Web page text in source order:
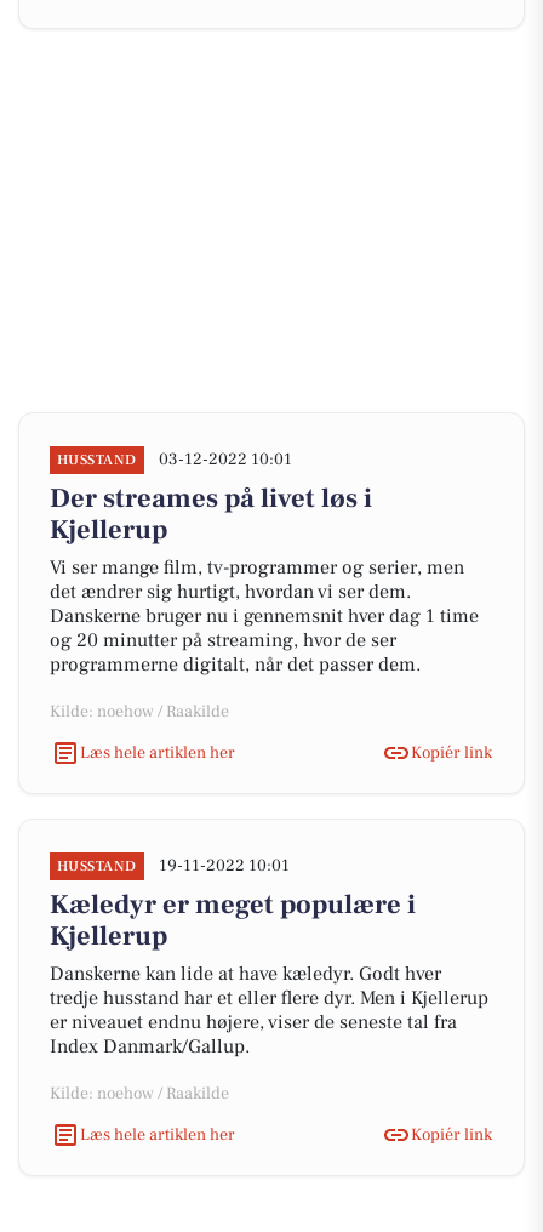
HUSSTAND 03-12-2022 10:01
Der streames på livet løs i
Kjellerup
Vi ser mange film, tv-programmer og serier, men
det ændrer sig hurtigt, hvordan vi ser dem.
Danskerne bruger nu i gennemsnit hver dag 1 time
og 20 minutter på streaming, hvor de ser
programmerne digitalt, når det passer dem.
Kilde: noehow / Raakilde
Læs hele artiklen her
Kopiér link
HUSSTAND 19-11-2022 10:01
Kæledyr er meget populære i
Kjellerup
Danskerne kan lide at have kæledyr. Godt hver
tredje husstand har et eller flere dyr. Men i Kjellerup
er niveauet endnu højere, viser de seneste tal fra
Index Danmark/Gallup.
Kilde: noehow / Raakilde
Læs hele artiklen her
Kopiér link